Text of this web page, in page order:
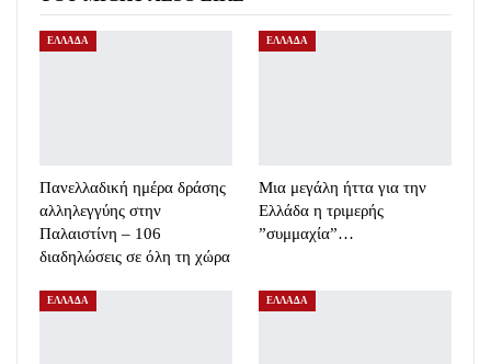
ΕΛΛΑΔΑ
Πανελλαδική ημέρα δράσης
αλληλεγγύης στην
Παλαιστίνη – 106
διαδηλώσεις σε όλη τη χώρα
ΕΛΛΑΔΑ
Μια μεγάλη ήττα για την
Ελλάδα η τριμερής
”συμμαχία”…
ΕΛΛΑΔΑ ΕΛΛΑΔΑ